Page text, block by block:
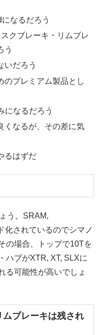
なるだろう
クブレーキ・リムブレ
う
いだろう
のプレミアム製品とし
になるだろう
くなるが、その差に気
るはずだ
う。SRAM,
化されているのでシマノ
の場合、トップで10Tを
ハブがXTR, XT, SLXに
る可能性が高いでしょ
ムブレーキは残され